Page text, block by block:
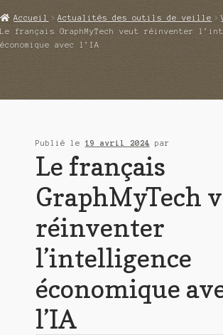
Démos vidéos
Qui sommes-nous ?
Accueil Actualités des outils de veille
Le français GraphMyTech veut réinventer
économique avec l’IA
Publié le 19 avril 2024 par
Le français
GraphMyTech
réinventer
l’intelligence
économique
l’IA